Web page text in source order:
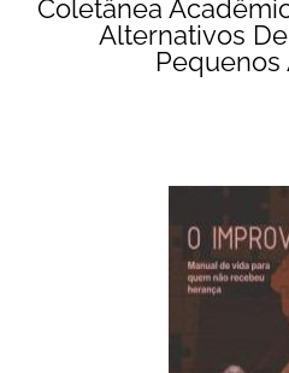
Coletânea
Alternativos
Pequenos